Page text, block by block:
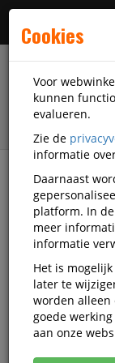
Cookies
Voor
kunnen
evalueren.
Zie de
informatie
Daarnaast
platform. In de
meer
informatie
Het is
later te
worden alleen
goede
aan onze